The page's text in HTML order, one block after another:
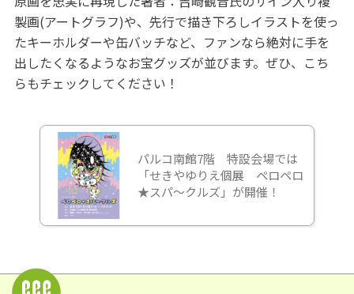
製画(アートグラフ)や、先行で描き下ろしイラストを使っ
たキーホルダーや缶バッチなど、ファンなら絶対に手を
出したくなるようなお宝グッズが並びます。ぜひ、こち
らもチェックしてください！
パルコ南館7階 特設会場では
「せきやゆりえ個展 ペロペロ
★スパ～クルズ」が開催！